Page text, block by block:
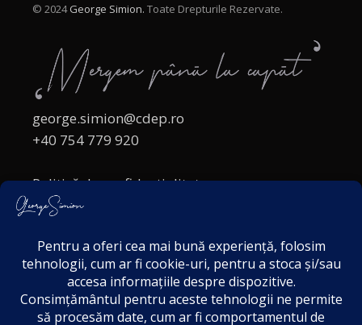
© 2024George Simion. Toate Drepturile Rezervate.
george.simion@cdep.ro
+40 754 779 920
Politică de confidențialitate
Politica cookies
Acordul de markting
Disclaimer